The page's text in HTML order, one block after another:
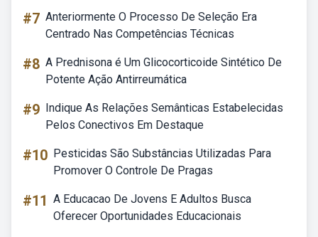
#7 Anteriormente O Processo De Seleção Era
Centrado Nas Competências Técnicas
#8 A Prednisona é Um Glicocorticoide Sintético De
Potente Ação Antirreumática
#9 Indique As Relações Semânticas Estabelecidas
Pelos Conectivos Em Destaque
#10 Pesticidas São Substâncias Utilizadas Para
Promover O Controle De Pragas
#11 A Educacao De Jovens E Adultos Busca
Oferecer Oportunidades Educacionais